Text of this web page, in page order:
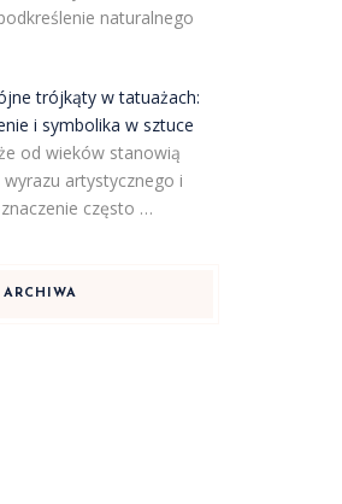
naturalnego
trójkąty w tatuażach:
i symbolika w sztuce
od wieków stanowią
artystycznego i
często …
ARCHIWA